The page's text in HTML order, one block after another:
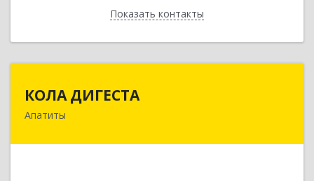
Показать контакты
Назад
КОЛА ДИГЕСТА
Апатиты